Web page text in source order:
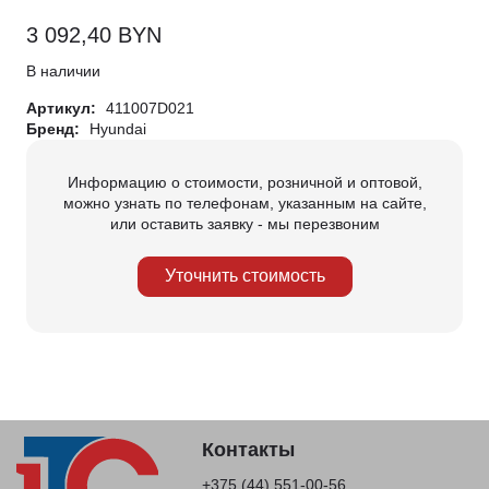
3 092,40 BYN
В наличии
Артикул:
411007D021
Бренд:
Hyundai
Информацию о стоимости, розничной и оптовой,
можно узнать по телефонам, указанным на сайте,
или оставить заявку - мы перезвоним
Уточнить стоимость
Контакты
+375 (44) 551-00-56